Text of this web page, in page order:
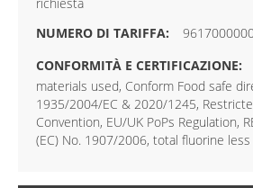
materials used, Conform Food safe
1935/2004/EC & 2020/1245,
Convention, EU/UK PoPs Regulation,
(EC) No. 1907/2006, total fluorine